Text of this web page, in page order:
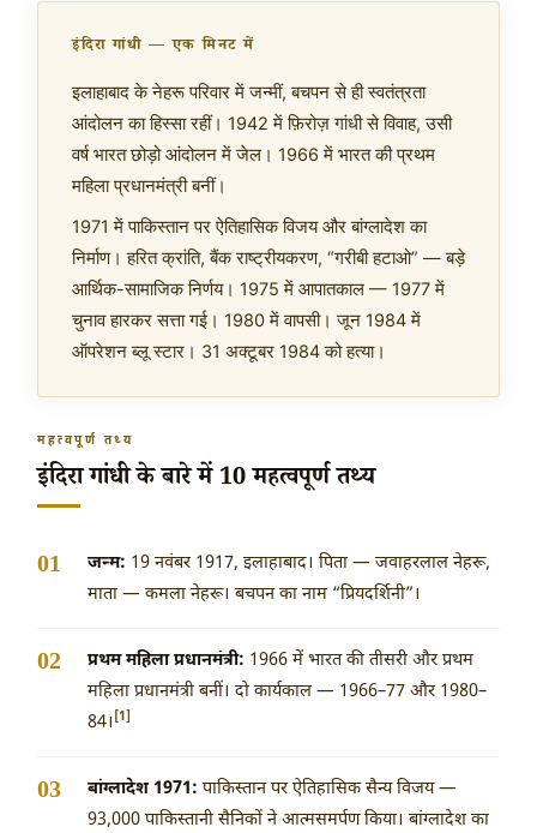
इंदिरा गांधी — एक मिनट में
इलाहाबाद के नेहरू परिवार में जन्मीं, बचपन से ही स्वतंत्रता
आंदोलन का हिस्सा रहीं। 1942 में फ़िरोज़ गांधी से विवाह, उसी
वर्ष भारत छोड़ो आंदोलन में जेल। 1966 में भारत की प्रथम
महिला प्रधानमंत्री बनीं।
1971 में पाकिस्तान पर ऐतिहासिक विजय और बांग्लादेश का
निर्माण। हरित क्रांति, बैंक राष्ट्रीयकरण, “गरीबी हटाओ” — बड़े
आर्थिक-सामाजिक निर्णय। 1975 में आपातकाल — 1977 में
चुनाव हारकर सत्ता गई। 1980 में वापसी। जून 1984 में
ऑपरेशन ब्लू स्टार। 31 अक्टूबर 1984 को हत्या।
महत्वपूर्ण तथ्य
इंदिरा गांधी के बारे में 10 महत्वपूर्ण तथ्य
जन्म: 19 नवंबर 1917, इलाहाबाद। पिता — जवाहरलाल नेहरू,
माता — कमला नेहरू। बचपन का नाम “प्रियदर्शिनी”।
प्रथम महिला प्रधानमंत्री: 1966 में भारत की तीसरी और प्रथम
महिला प्रधानमंत्री बनीं। दो कार्यकाल — 1966–77 और 1980–
84। [1]
बांग्लादेश 1971: पाकिस्तान पर ऐतिहासिक सैन्य विजय —
93,000 पाकिस्तानी सैनिकों ने आत्मसमर्पण किया। बांग्लादेश का